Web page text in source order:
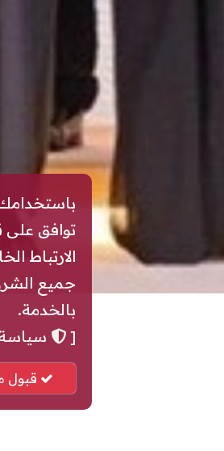
توافق على
الارتباط
جميع
بالخدمة.
[
قبول